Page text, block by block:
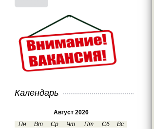
Календарь
Август 2026
Пн
Вт Ср Чт Пт Сб
Вс